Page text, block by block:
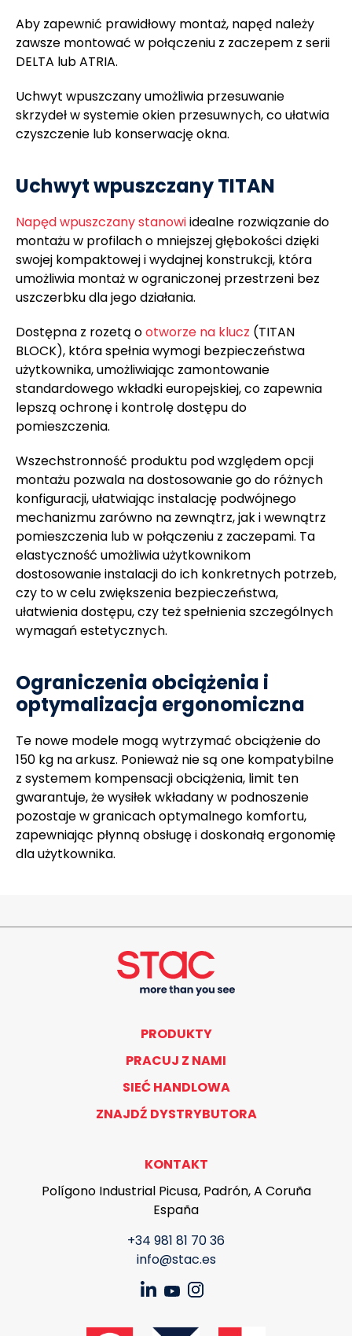
Aby zapewnić prawidłowy montaż, napęd należy
zawsze montować w połączeniu z zaczepem z serii
DELTA lub ATRIA.
Uchwyt wpuszczany umożliwia przesuwanie
skrzydeł w systemie okien przesuwnych, co ułatwia
czyszczenie lub konserwację okna.
Uchwyt wpuszczany TITAN
Napęd wpuszczany stanowiidealne rozwiązanie do
montażu w profilach o mniejszej głębokości dzięki
swojej kompaktowej i wydajnej konstrukcji, która
umożliwia montaż w ograniczonej przestrzeni bez
uszczerbku dla jego działania.
Dostępna z rozetą ootworze na klucz (TITAN
BLOCK), która spełnia wymogi bezpieczeństwa
użytkownika, umożliwiając zamontowanie
standardowego wkładki europejskiej, co zapewnia
lepszą ochronę i kontrolę dostępu do
pomieszczenia.
Wszechstronność produktu pod względem opcji
montażu pozwala na dostosowanie go do różnych
konfiguracji, ułatwiając instalację podwójnego
mechanizmu zarówno na zewnątrz, jak i wewnątrz
pomieszczenia lub w połączeniu z zaczepami. Ta
elastyczność umożliwia użytkownikom
dostosowanie instalacji do ich konkretnych potrzeb,
czy to w celu zwiększenia bezpieczeństwa,
ułatwienia dostępu, czy też spełnienia szczególnych
wymagań estetycznych.
Ograniczenia obciążenia i
optymalizacja ergonomiczna
Te nowe modele mogą wytrzymać obciążenie do
150 kg na arkusz. Ponieważ nie są one kompatybilne
z systemem kompensacji obciążenia, limit ten
gwarantuje, że wysiłek wkładany w podnoszenie
pozostaje w granicach optymalnego komfortu,
zapewniając płynną obsługę i doskonałą ergonomię
dla użytkownika.
PRODUKTY
PRACUJ Z NAMI
SIEĆ HANDLOWA
ZNAJDŹ DYSTRYBUTORA
KONTAKT
Polígono Industrial Picusa, Padrón, A Coruña
España
+34 981 81 70 36
info@stac.es